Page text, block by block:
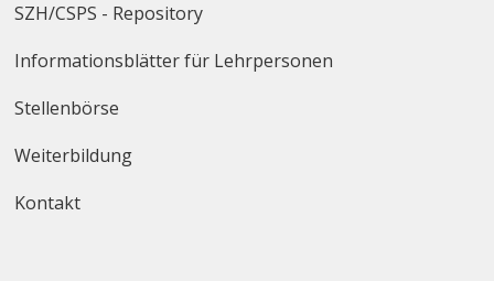
SZH/CSPS - Repository
Informationsblätter für Lehrpersonen
Stellenbörse
Weiterbildung
Kontakt